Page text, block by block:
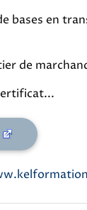
bases en
de